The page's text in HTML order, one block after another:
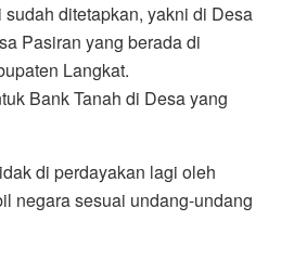
ditetapkan, yakni di Desa
Pasiran yang berada di
Langkat.
Bank Tanah di Desa yang
di perdayakan lagi oleh
negara sesuai undang-undang